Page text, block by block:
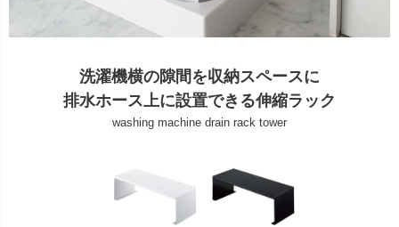
洗濯機横の隙間を収納スペースに
排水ホース上に設置できる伸縮ラック
washing machine drain rack tower